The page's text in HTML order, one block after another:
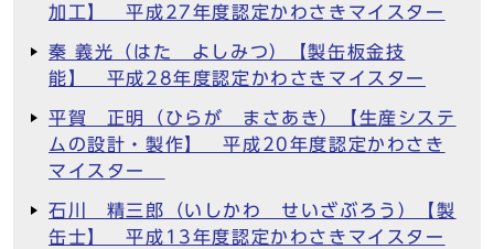
加工】 平成27年度認定かわさきマイスター
秦 義光（はた よしみつ）【製缶板金技
能】 平成28年度認定かわさきマイスター
平賀 正明（ひらが まさあき）【生産システ
ムの設計・製作】 平成20年度認定かわさき
マイスター
石川 精三郎（いしかわ せいざぶろう）【製
缶士】 平成13年度認定かわさきマイスター